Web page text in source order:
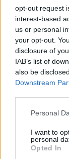
opt-out request
interest-based
us or personal
your opt-out.
disclosure of
IAB’s list of
also be
Downstream
Personal
I want to
personal
Opted In
A napi
Komárom-
A napi
Nógrád
Figyelem!
villámlás
előfordulhat!
A napi
Figyelem!